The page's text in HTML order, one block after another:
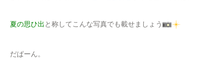
夏の思ひ出 と称してこんな写真でも載せましょう
だぱーん。